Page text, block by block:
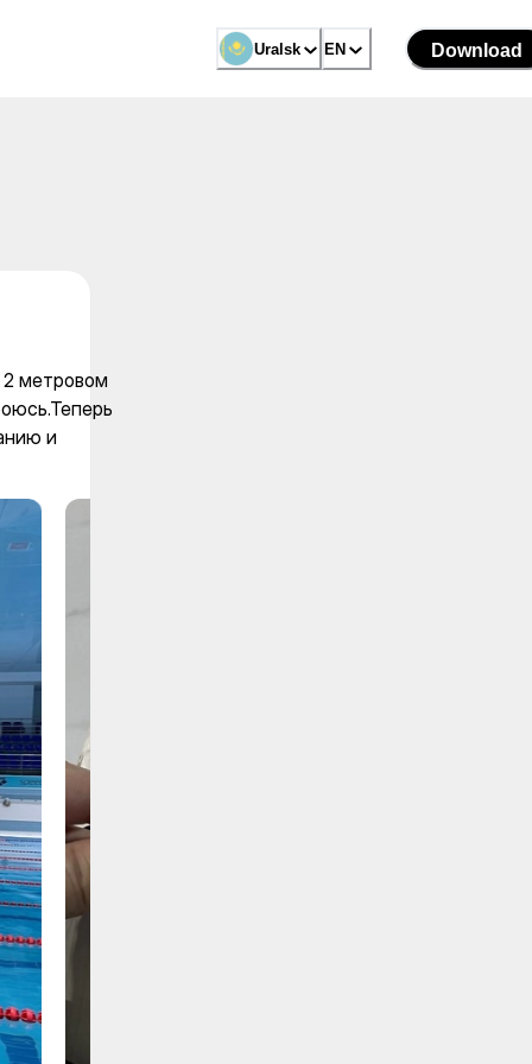
Uralsk EN Download
Uralsk EN Download
2 метровом
и